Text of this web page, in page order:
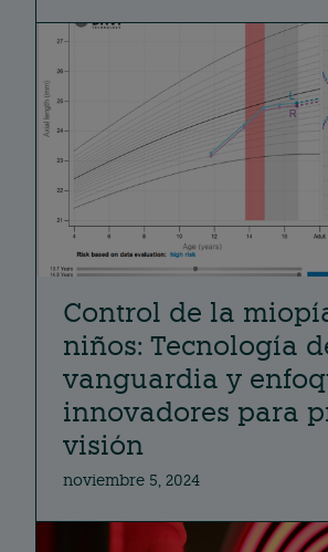
Control de la
niños: Tecnología
vanguardia y
innovadores para
visión
noviembre 5, 2024